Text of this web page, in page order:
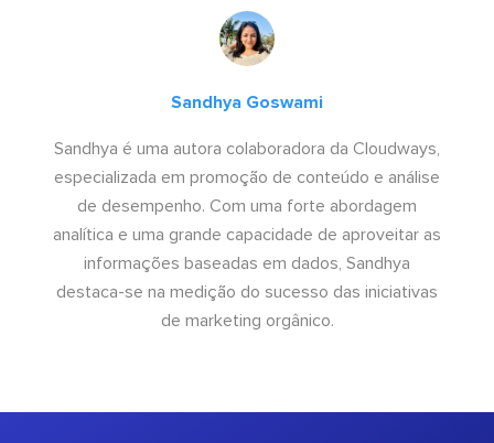
Sandhya Goswami
Sandhya é uma autora colaboradora da Cloudways,
especializada em promoção de conteúdo e análise
de desempenho. Com uma forte abordagem
analítica e uma grande capacidade de aproveitar as
informações baseadas em dados, Sandhya
destaca-se na medição do sucesso das iniciativas
de marketing orgânico.